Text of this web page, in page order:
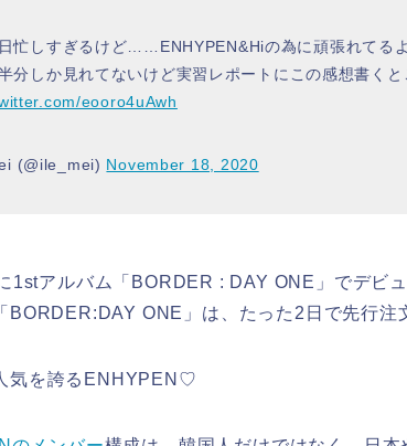
忙しすぎるけど……ENHYPEN&Hiの為に頑張れてる
分しか見れてないけど実習レポートにこの感想書く
eooro4uAwh
(@ile_mei) November 18, 2020
1stアルバム「BORDER : DAY ONE」でデビ
BORDER:DAY ONE」は、たった2日で先行注
気を誇るENHYPEN♡